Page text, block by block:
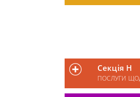
Секція H
ПОСЛУГИ